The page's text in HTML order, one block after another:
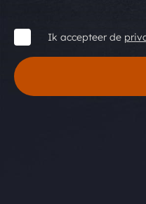
Ik accepteer de